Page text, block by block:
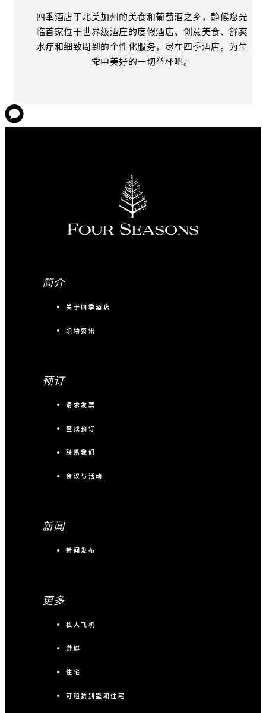
四季酒店于北美加州的美食和葡萄酒之乡，静候您光
临首家位于世界级酒庄的度假酒店。创意美食、舒爽
水疗和细致周到的个性化服务，尽在四季酒店。为生
命中美好的一切举杯吧。
简介
关于四季酒店
职场资讯
预订
请求发票
查找预订
联系我们
会议与活动
新闻
新闻发布
更多
私人飞机
游艇
住宅
可租赁别墅和住宅